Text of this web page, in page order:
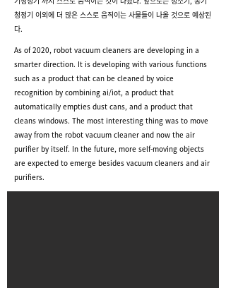
청정기 이외에 더 많은 스스로 움직이는 사물들이 나올 것으로 예상된
다.
As of 2020, robot vacuum cleaners are developing in a
smarter direction. It is developing with various functions
such as a product that can be cleaned by voice
recognition by combining ai/iot, a product that
automatically empties dust cans, and a product that
cleans windows. The most interesting thing was to move
away from the robot vacuum cleaner and now the air
purifier by itself. In the future, more self-moving objects
are expected to emerge besides vacuum cleaners and air
purifiers.